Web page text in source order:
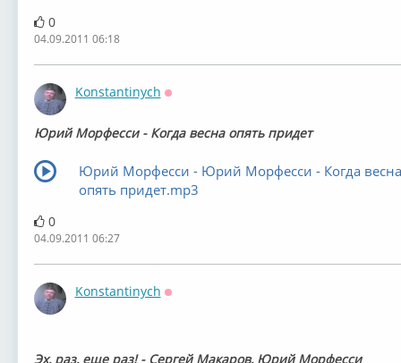
0
04.09.2011 06:18
Konstantinych
Юрий Морфесси - Когда весна опять придет
Юрий Морфесси - Юрий Морфесси - Когда весна
опять придет.mp3
0
04.09.2011 06:27
Konstantinych
Эх, раз, еще раз! - Сергей Макаров, Юрий Морфесси